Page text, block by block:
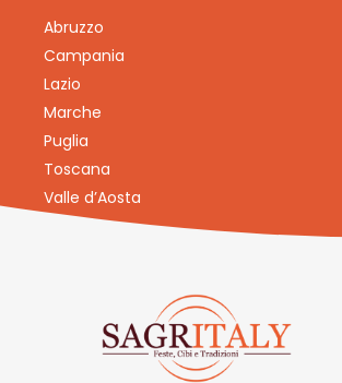
Abruzzo
Campania
Lazio
Marche
Puglia
Toscana
Valle d’Aosta